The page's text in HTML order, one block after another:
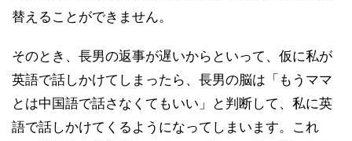
替えることができません。
そのとき、長男の返事が遅いからといって、仮に私が
英語で話しかけてしまったら、長男の脳は「もうママ
とは中国語で話さなくてもいい」と判断して、私に英
語で話しかけてくるようになってしまいます。これ